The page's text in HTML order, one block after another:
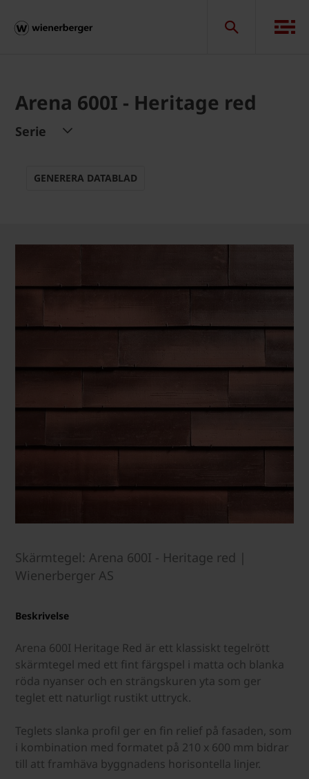
Arena 600I - Heritage red
Serie
GENERERA DATABLAD
Skärmtegel: Arena 600I - Heritage red |
Wienerberger AS
Beskrivelse
Arena 600I Heritage Red är ett klassiskt tegelrött
skärmtegel med ett fint färgspel i matta och blanka
röda nyanser och en strängskuren yta som ger
teglet ett naturligt rustikt uttryck.
Teglets slanka profil ger en fin relief på fasaden, som
i kombination med formatet på 210 x 600 mm bidrar
till att framhäva byggnadens horisontella linjer.